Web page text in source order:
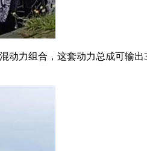
力组合，这套动力总成可输出